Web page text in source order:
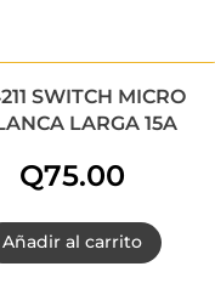
SWITCH MICRO
LARGA 15A
Q75.00
Añadir al carrito